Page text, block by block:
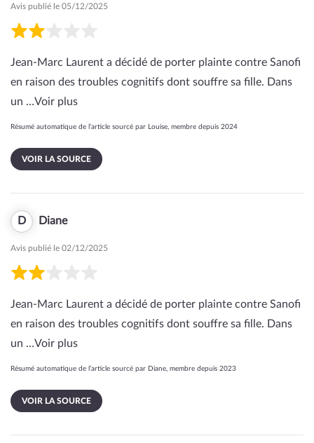
Avis publié le 05/12/2025
Jean-Marc Laurent a décidé de porter plainte contre Sanofi
en raison des troubles cognitifs dont souffre sa fille. Dans
un …Voir plus
Résumé automatique de l’article sourcé par Louise, membre depuis 2024
VOIR LA SOURCE
D Diane
Avis publié le 02/12/2025
Jean-Marc Laurent a décidé de porter plainte contre Sanofi
en raison des troubles cognitifs dont souffre sa fille. Dans
un …Voir plus
Résumé automatique de l’article sourcé par Diane, membre depuis 2023
VOIR LA SOURCE